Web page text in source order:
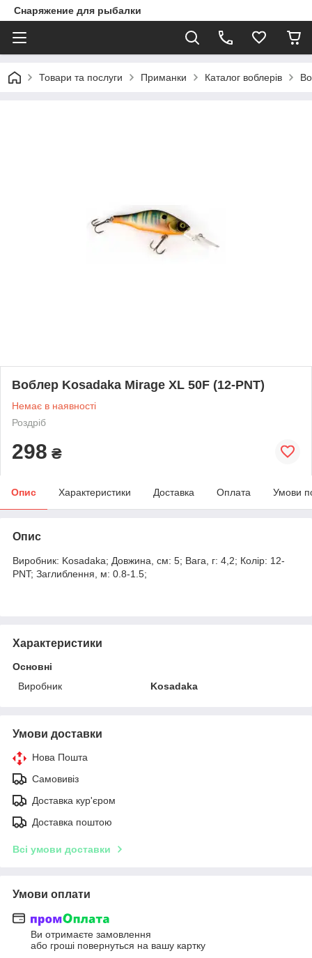
Снаряжение для рыбалки
Товари та послуги Приманки Каталог воблерів
Воблер Kosadaka Mirage XL 50F (12-PNT)
Немає в наявності
Роздріб
298 ₴
Опис Характеристики Доставка Оплата Умови
Опис
Виробник: Kosadaka; Довжина, см: 5; Вага, г: 4,2; Колір: 12-
PNT; Заглиблення, м: 0.8-1.5;
Характеристики
Основні
Виробник
Kosadaka
Умови доставки
Нова Пошта
Самовивіз
Доставка кур'єром
Доставка поштою
Всі умови доставки
Умови оплати
Ви отримаєте замовлення
або гроші повернуться на вашу картку